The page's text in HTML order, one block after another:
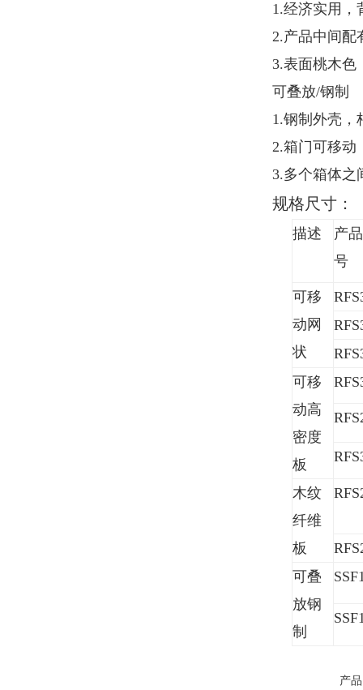
1.经济实用，
2.产品中间配
3.表面桃木色
可叠放/钢制
1.钢制外壳，
2.箱门可移动
3.多个箱体之
规格尺寸：
描述
产
号
可移
动网
状
可移
动高
密度
板
木纹
纤维
板
可叠
放钢
制
产